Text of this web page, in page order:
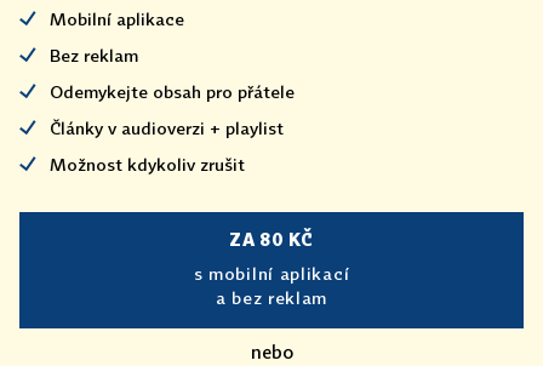
Mobilní aplikace
Bez reklam
Odemykejte obsah pro přátele
Články v audioverzi + playlist
Možnost kdykoliv zrušit
ZA 80 KČ
s mobilní aplikací
a bez reklam
nebo